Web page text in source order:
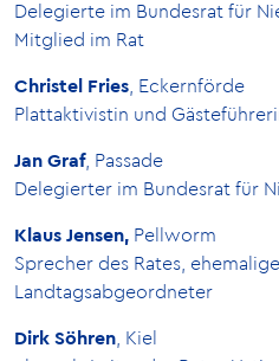
Delegierte im Bundesrat für
Mitglied im Rat
Christel Fries , Eckernförde
Plattaktivistin und
Jan Graf, Passade
Delegierter im Bundesrat für
Klaus Jensen, Pellworm
Sprecher des Rates,
Landtagsabgeordneter
Dirk Söhren , Kiel